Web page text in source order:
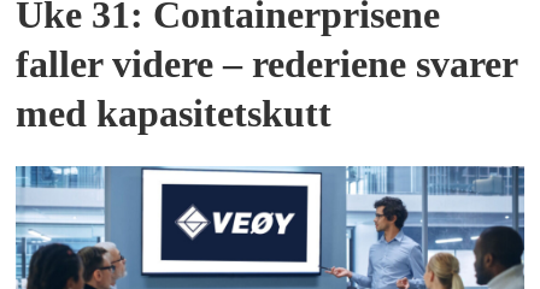
Uke 31: Containerprisene
faller videre – rederiene svarer
med kapasitetskutt